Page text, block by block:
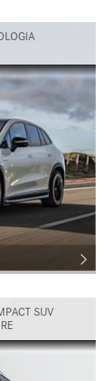
SUV